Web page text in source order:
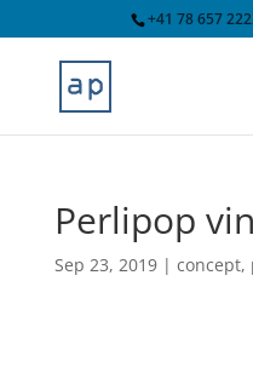
+41 78 657
Perlipop
Sep 23, 2019| concept,